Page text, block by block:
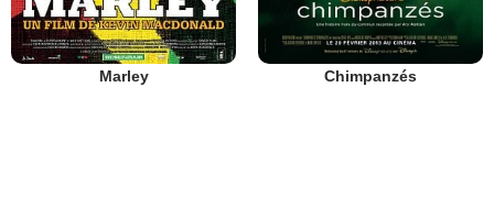
Marley Chimpanzés